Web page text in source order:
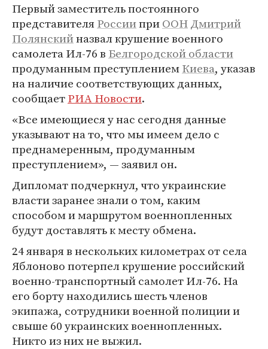
Первый заместитель постоянного
представителяРоссииприООНДмитрий
Полянскийназвал крушение военного
самолета Ил-76 в Белгородской области
продуманным преступлениемКиева, указав
на наличие соответствующих данных,
сообщаетРИА Новости.
«Все имеющиеся у нас сегодня данные
указывают на то, что мы имеем дело с
преднамеренным, продуманным
преступлением», — заявил он.
Дипломат подчеркнул, что украинские
власти заранее знали о том, каким
способом и маршрутом военнопленных
будут доставлять к месту обмена.
24 января в нескольких километрах от села
Яблоново потерпел крушение российский
военно-транспортный самолет Ил-76. На
его борту находились шесть членов
экипажа, сотрудники военной полиции и
свыше 60 украинских военнопленных.
Никто из них не выжил.